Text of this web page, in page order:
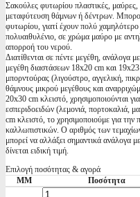
Σακούλες φυτωρίου πλαστικές,
μεταφύτευση θάμνων ή δέντρων.
φυτωρίου, γιατί έχουν πολύ
πολυαιθυλένιο, σε χρώμα μαύρο με
απορροή του νερού.
Διατίθενται σε πέντε μεγέθη, ανάλογα
μεγέθη διαστάσεων 18x20 cm και 19x23
μπορντούρας (λιγούστρο, αγγελική,
θάμνους μικρού μεγέθους και
20x30 cm κλειστό, χρησιμοποιούνται
εσπεριδοειδών (λεμονιά, πορτοκαλιά,
cm κλειστό, το χρησιμοποιούμε για
καλλωπιστικών. Ο αριθμός των
μπορεί να αλλάξει σημαντικά ανάλογα
δίνεται ειδική τιμή.
Επιλογή ποσότητας & αγορά
ΜΜ
Ποσότητα